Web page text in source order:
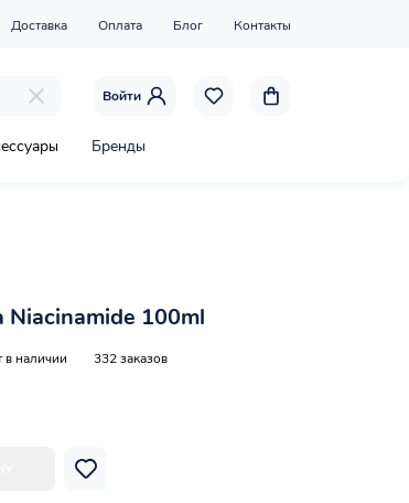
Доставка Оплата Блог Контакты
Войти
Бренды
Niacinamide 100ml
в наличии 332 заказов